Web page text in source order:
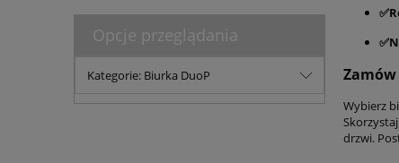
Opcje przeglądania
Kategorie: Biurka DuoP
Wybierz
drzwi.